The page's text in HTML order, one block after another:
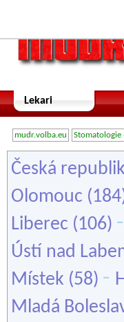
Lekari
mudr.volba.eu Stomatologie
Česká
Olomouc
Liberec (106) -
Ústí nad
Místek (58) -
Mladá